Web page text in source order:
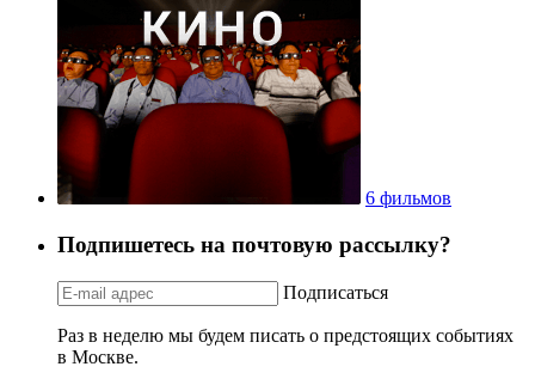
6 фильмов
Подпишетесь на почтовую рассылку?
Подписаться
Раз в неделю мы будем писать о предстоящих событиях
в Москве.